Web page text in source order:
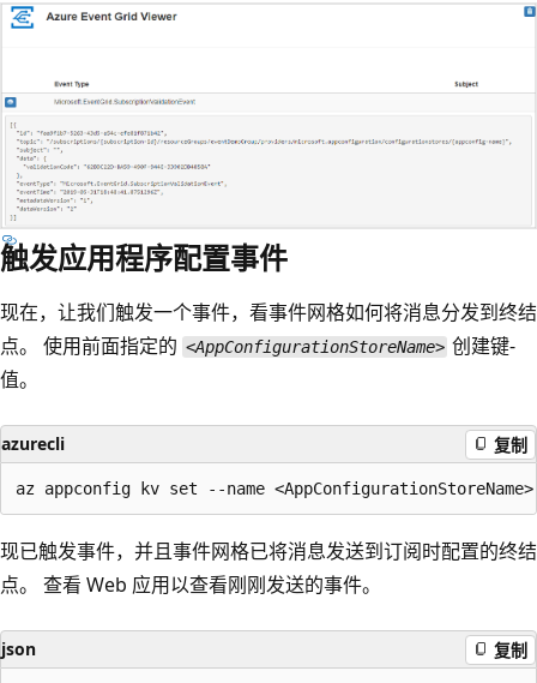
触发应用程序配置事件
现在，让我们触发一个事件，看事件网格如何将消息分发到终结
点。 使用前面指定的 <AppConfigurationStoreName> 创建键-
值。
azurecli 复制
现已触发事件，并且事件网格已将消息发送到订阅时配置的终结
点。 查看 Web 应用以查看刚刚发送的事件。
json 复制